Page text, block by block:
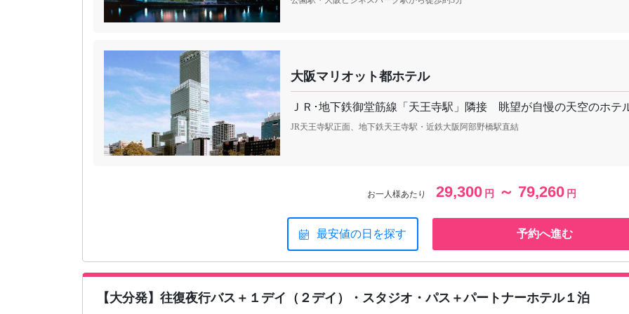
大阪マリオット都ホテル
ＪＲ･地下鉄御堂筋線「天王寺駅」隣接 眺望が自慢の天空のホテ
JR天王寺駅正面、地下鉄天王寺駅・近鉄大阪阿部野橋駅直結
お一人様あたり 29,300 円 ～ 79,260 円
最安値の日を探す 予約へ進む
【大分発】往復夜行バス＋１デイ（２デイ）・スタジオ・パス＋パートナーホテル１泊